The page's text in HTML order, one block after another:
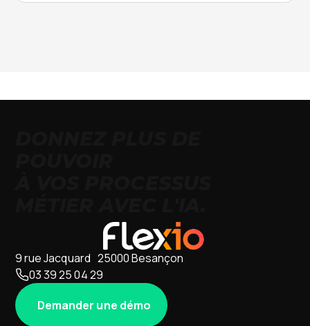
9 rue Jacquard 25000 Besançon
03 39 25 04 29
Demander une démo